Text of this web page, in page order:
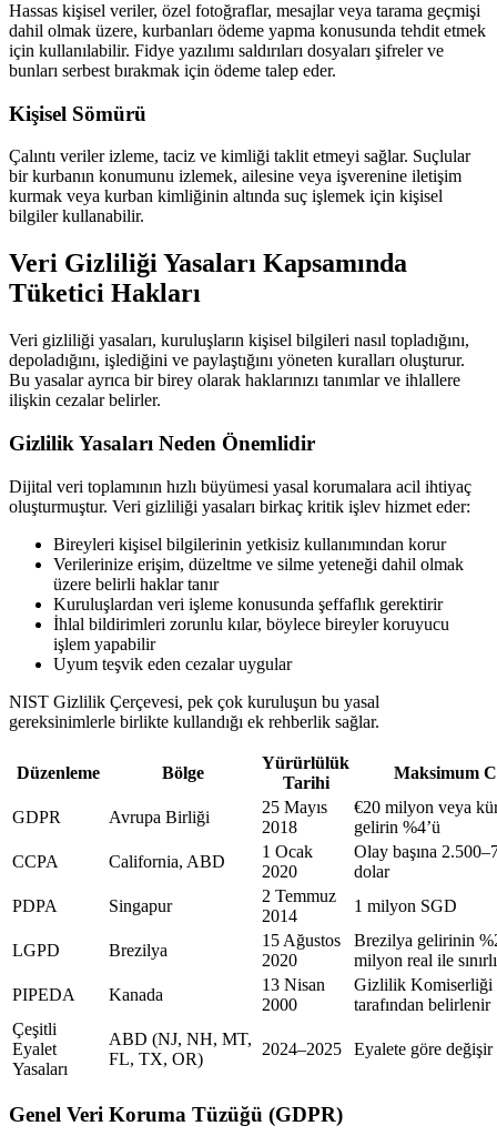
Hassas kişisel veriler, özel fotoğraflar, mesajlar veya tarama geçmişi
dahil olmak üzere, kurbanları ödeme yapma konusunda tehdit etmek
için kullanılabilir. Fidye yazılımı saldırıları dosyaları şifreler ve
bunları serbest bırakmak için ödeme talep eder.
Kişisel Sömürü
Çalıntı veriler izleme, taciz ve kimliği taklit etmeyi sağlar. Suçlular
bir kurbanın konumunu izlemek, ailesine veya işverenine iletişim
kurmak veya kurban kimliğinin altında suç işlemek için kişisel
bilgiler kullanabilir.
Veri Gizliliği Yasaları Kapsamında
Tüketici Hakları
Veri gizliliği yasaları, kuruluşların kişisel bilgileri nasıl topladığını,
depoladığını, işlediğini ve paylaştığını yöneten kuralları oluşturur.
Bu yasalar ayrıca bir birey olarak haklarınızı tanımlar ve ihlallere
ilişkin cezalar belirler.
Gizlilik Yasaları Neden Önemlidir
Dijital veri toplamının hızlı büyümesi yasal korumalara acil ihtiyaç
oluşturmuştur. Veri gizliliği yasaları birkaç kritik işlev hizmet eder:
Bireyleri kişisel bilgilerinin yetkisiz kullanımından korur
Verilerinize erişim, düzeltme ve silme yeteneği dahil olmak
üzere belirli haklar tanır
Kuruluşlardan veri işleme konusunda şeffaflık gerektirir
İhlal bildirimleri zorunlu kılar, böylece bireyler koruyucu
işlem yapabilir
Uyum teşvik eden cezalar uygular
NIST Gizlilik Çerçevesi, pek çok kuruluşun bu yasal
gereksinimlerle birlikte kullandığı ek rehberlik sağlar.
Düzenleme Bölge
Yürürlülük
Tarihi
Maksimum
GDPR Avrupa Birliği
25 Mayıs
2018
€20 milyon veya
gelirin %4’ü
CCPA
California, ABD
1 Ocak
2020
Olay başına
dolar
PDPA
Singapur
2 Temmuz
2014
1 milyon SGD
LGPD Brezilya
15 Ağustos
2020
Brezilya gelirinin
milyon real ile sınırlı
PIPEDA
Kanada
13 Nisan
2000
Gizlilik Komiserliği
tarafından belirlenir
Çeşitli
Eyalet
Yasaları
ABD (NJ, NH, MT,
FL, TX, OR)
2024–2025 Eyalete göre değişir
Genel Veri Koruma Tüzüğü (GDPR)